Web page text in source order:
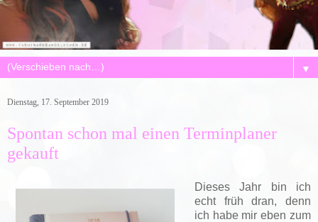
▼
Dienstag, 17. September 2019
Spontan schon mal einen Terminplaner
gekauft
Dieses Jahr bin ich
echt früh dran, denn
ich habe mir eben zum